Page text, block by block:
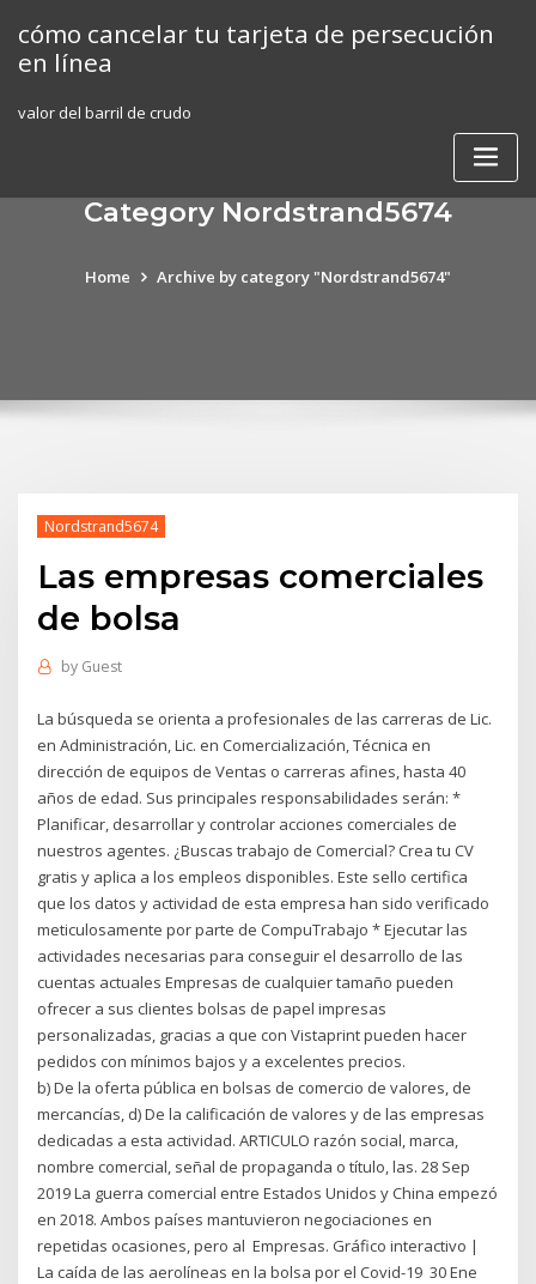
content
cómo cancelar tu tarjeta de persecución
en línea
valor del barril de crudo
Category Nordstrand5674
Home Archive by category "Nordstrand5674"
Nordstrand5674
Las empresas comerciales
de bolsa
by Guest
La búsqueda se orienta a profesionales de las carreras de Lic.
en Administración, Lic. en Comercialización, Técnica en
dirección de equipos de Ventas o carreras afines, hasta 40
años de edad. Sus principales responsabilidades serán: *
Planificar, desarrollar y controlar acciones comerciales de
nuestros agentes. ¿Buscas trabajo de Comercial? Crea tu CV
gratis y aplica a los empleos disponibles. Este sello certifica
que los datos y actividad de esta empresa han sido verificado
meticulosamente por parte de CompuTrabajo * Ejecutar las
actividades necesarias para conseguir el desarrollo de las
cuentas actuales Empresas de cualquier tamaño pueden
ofrecer a sus clientes bolsas de papel impresas
personalizadas, gracias a que con Vistaprint pueden hacer
pedidos con mínimos bajos y a excelentes precios.
b) De la oferta pública en bolsas de comercio de valores, de
mercancías, d) De la calificación de valores y de las empresas
dedicadas a esta actividad. ARTICULO razón social, marca,
nombre comercial, señal de propaganda o título, las. 28 Sep
2019 La guerra comercial entre Estados Unidos y China empezó
en 2018. Ambos países mantuvieron negociaciones en
repetidas ocasiones, pero al Empresas. Gráfico interactivo |
La caída de las aerolíneas en la bolsa por el Covid-19 30 Ene